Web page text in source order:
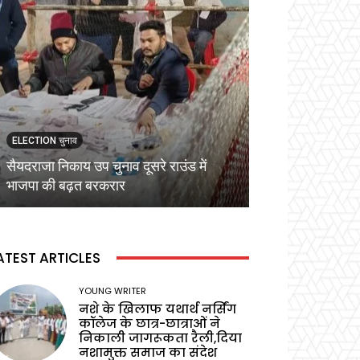
ELECTION चुनाव
सैयदराजा निकाय उप चुनाव दूसरे राउंड में
भाजपा की बढ़त बरकरार
ARTICLES
YOUNG WRITER
नशे के खिलाफ यथार्थ नर्सिंग
कॉलेज के छात्र-छात्राओं ने
निकाली जागरूकता रैली,दिया
नशामुक्त समाज का संदेश